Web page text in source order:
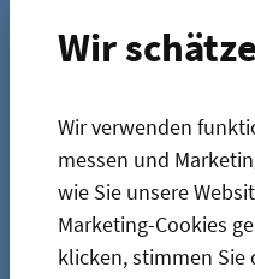
Wir
Wir verwenden
messen und
wie Sie unsere
Marketing-Cookies
klicken, stimmen Sie